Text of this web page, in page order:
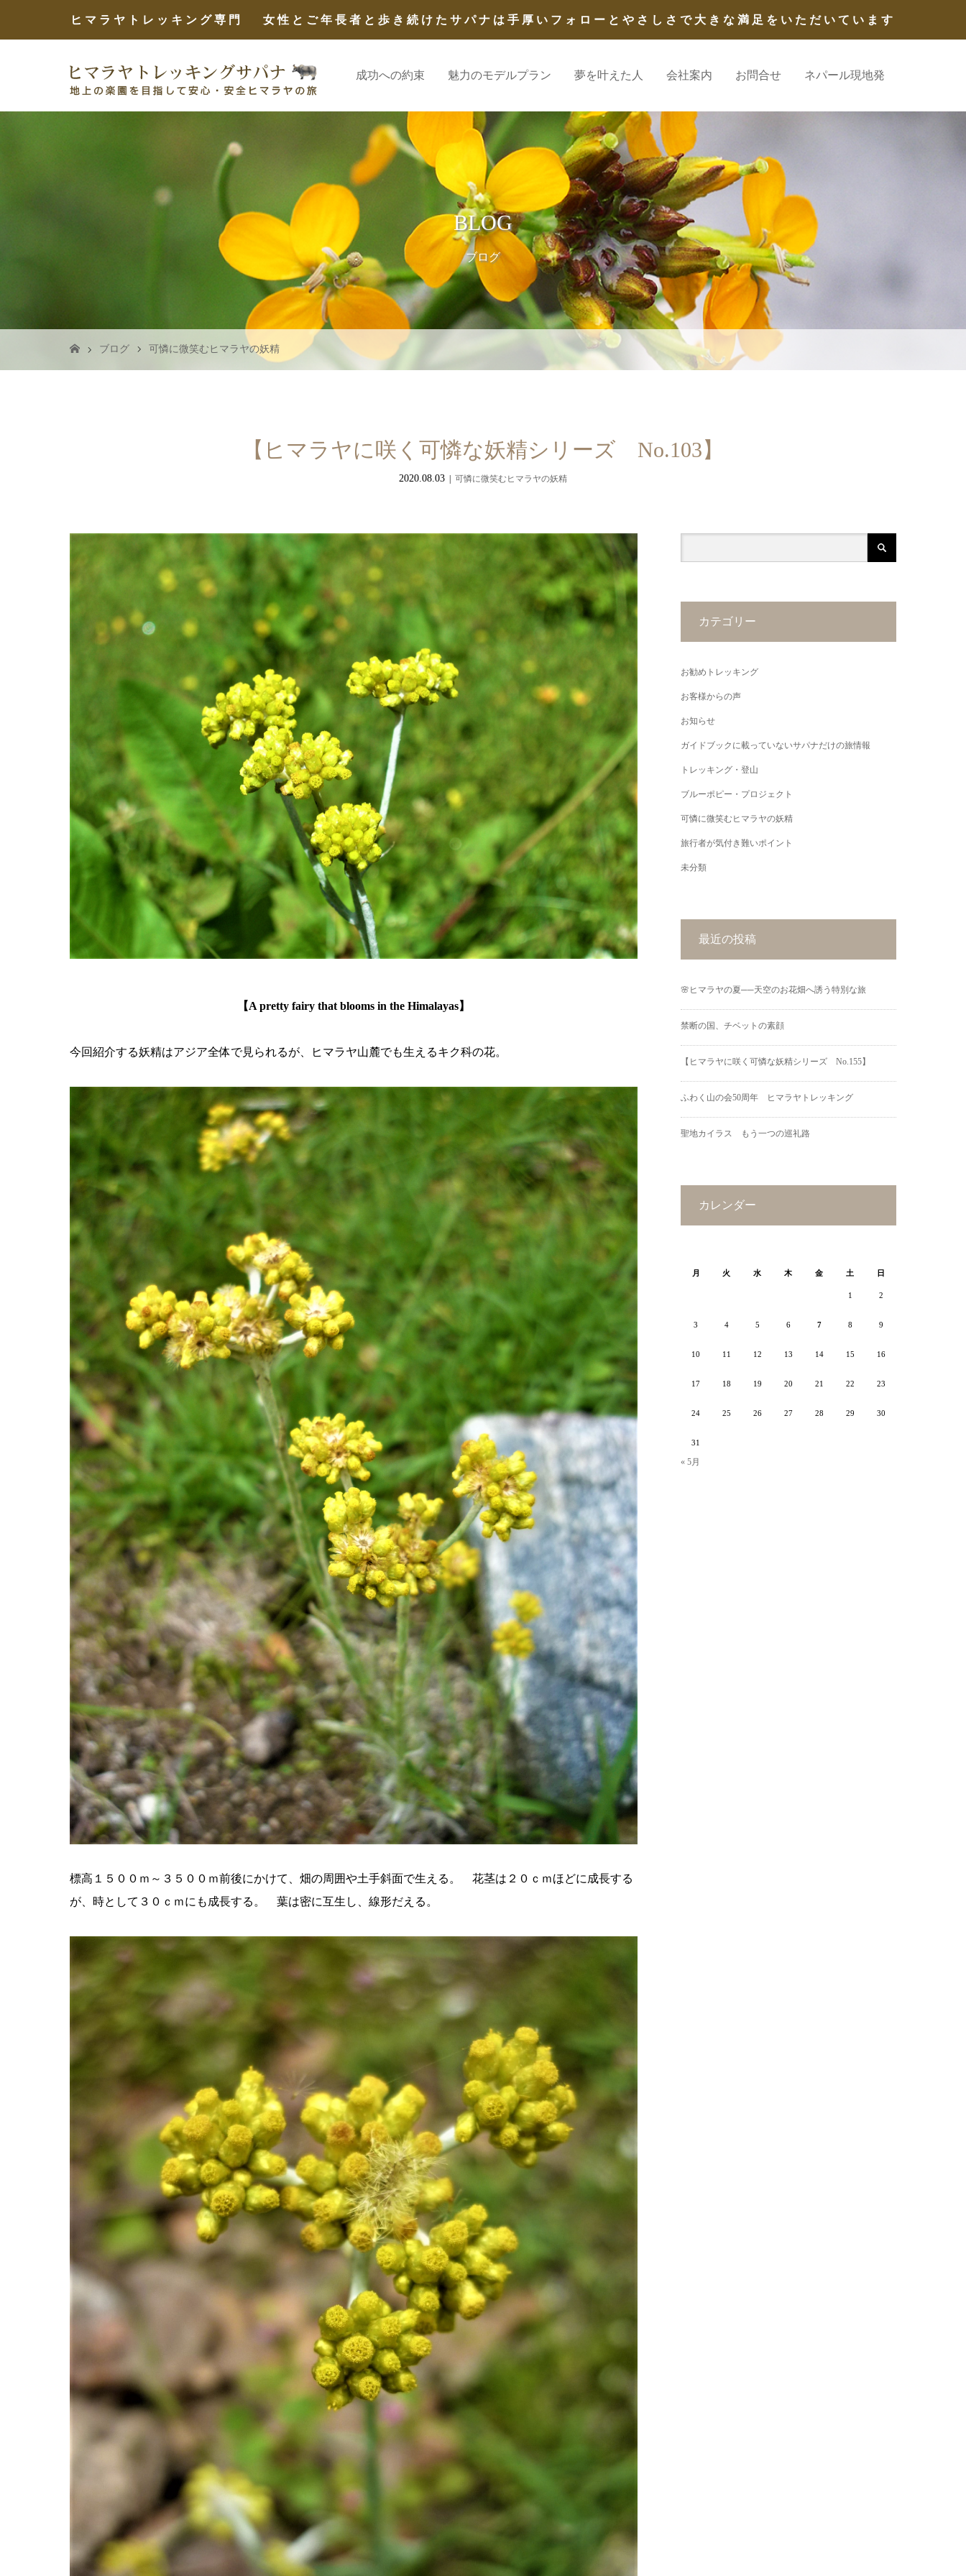
ヒマラヤトレッキング専門 女性とご年長者と歩き続けたサパナは手厚いフォローとやさしさで大きな満足をいただいています
成功への約束 魅力のモデルプラン 夢を叶えた人 会社案内 お問合せ ネパール現地発
BLOG
ブログ
ブログ 可憐に微笑むヒマラヤの妖精
【ヒマラヤに咲く可憐な妖精シリーズ No.103】
2020.08.03 可憐に微笑むヒマラヤの妖精
【A pretty fairy that blooms in the Himalayas】
今回紹介する妖精はアジア全体で見られるが、ヒマラヤ山麓でも生えるキク科の花。
標高１５００ｍ～３５００ｍ前後にかけて、畑の周囲や土手斜面で生える。 花茎は２０ｃｍほどに成長する
が、時として３０ｃｍにも成長する。 葉は密に互生し、線形だえる。
カテゴリー
お勧めトレッキング
お客様からの声
お知らせ
ガイドブックに載っていないサパナだけの旅情報
トレッキング・登山
ブルーポピー・プロジェクト
可憐に微笑むヒマラヤの妖精
旅行者が気付き難いポイント
未分類
最近の投稿
🌸ヒマラヤの夏──天空のお花畑へ誘う特別な旅
禁断の国、チベットの素顔
【ヒマラヤに咲く可憐な妖精シリーズ No.155】
ふわく山の会50周年 ヒマラヤトレッキング
聖地カイラス もう一つの巡礼路
カレンダー
月
火 水 木 金 土 日
1 2
3 4 5 6 7 8 9
10 11 12 13 14 15 16
17 18 19 20 21 22 23
24 25 26 27 28 29 30
31
« 5月